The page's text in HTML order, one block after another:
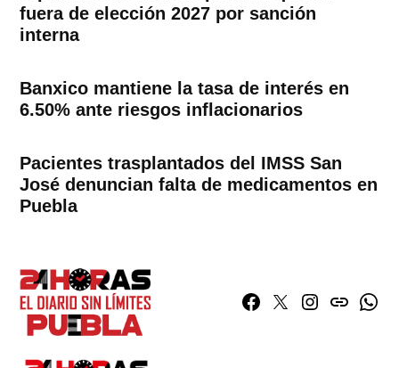
fuera de elección 2027 por sanción
interna
Banxico mantiene la tasa de interés en
6.50% ante riesgos inflacionarios
Pacientes trasplantados del IMSS San
José denuncian falta de medicamentos en
Puebla
Facebook
TwitterInstagram
issuu